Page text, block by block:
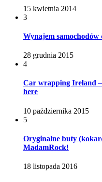
15 kwietnia 2014
3
Wynajem
28 grudnia 2015
4
Car wrapping Ireland
here
10 października 2015
5
Oryginalne buty
MadamRock!
18 listopada 2016